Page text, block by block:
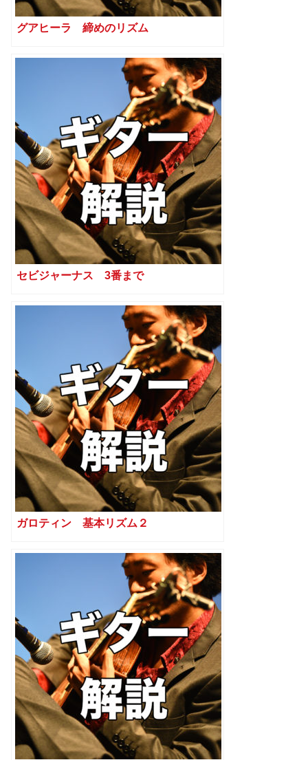
グアヒーラ 締めのリズム
セビジャーナス 3番まで
ガロティン 基本リズム２